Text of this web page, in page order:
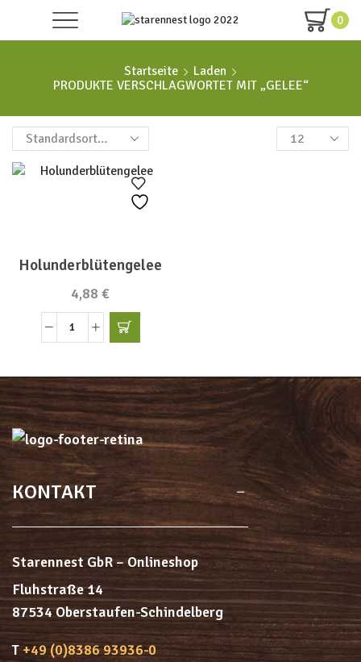
0
Startseite
Laden
PRODUKTE VERSCHLAGWORTET MIT „GELEE“
Produkte
pro
Holunderblütengelee
4,88 €
Holunderblütengelee
KONTAKT
Starennest GbR – Onlineshop
Fluhstraße 14
87534 Oberstaufen-Schindelberg
T +49 (0)8386 93936-0